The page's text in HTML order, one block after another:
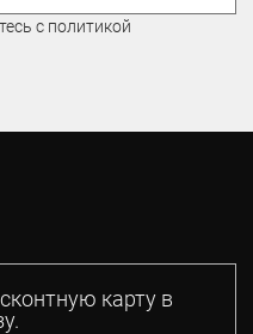
с политикой
карту в